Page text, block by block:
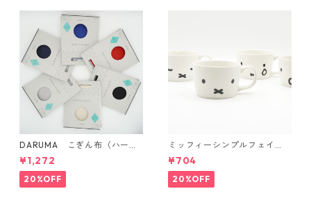
DARUMA こぎん布（ハード
タイプ）
¥1,272
20%OFF
ミッフィーシンプルフェイ
ス マグ
¥704
20%OFF